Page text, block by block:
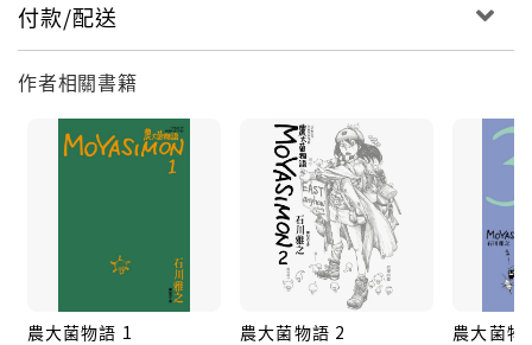
付款/配送
作者相關書籍
農大菌物語 1 農大菌物語 2 農大菌物